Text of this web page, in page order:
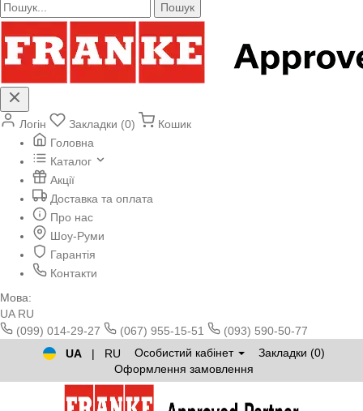
Пошук
Логін Закладки (0)
Кошик
Головна
Каталог
Акції
Доставка та оплата
Про нас
Шоу-Руми
Гарантія
Контакти
Мова:
UA RU
(099) 014-29-27
(067) 955-15-51
(093) 590-50-77
UA
| RU Особистий кабінет
Закладки (0)
Оформлення замовлення